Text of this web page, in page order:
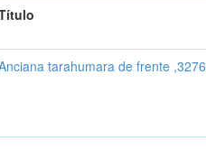
tarahumara de frente ,3276